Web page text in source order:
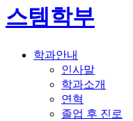
스템학부
학과안내
인사말
학과소개
연혁
졸업 후 진로